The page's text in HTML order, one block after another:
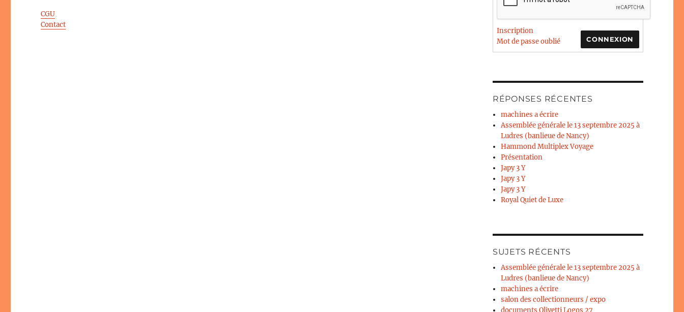
CGU
Contact
CONNEXION
Inscription
Mot de passe oublié
RÉPONSES RÉCENTES
machines a écrire
Assemblée générale le 13 septembre 2025 à
Ludres (banlieue de Nancy)
Hammond Multiplex Voyage
Présentation
Japy 3 Y
Japy 3 Y
Japy 3 Y
Royal Quiet de Luxe
SUJETS RÉCENTS
Assemblée générale le 13 septembre 2025 à
Ludres (banlieue de Nancy)
machines a écrire
salon des collectionneurs / expo
documents Olivetti Logos 27